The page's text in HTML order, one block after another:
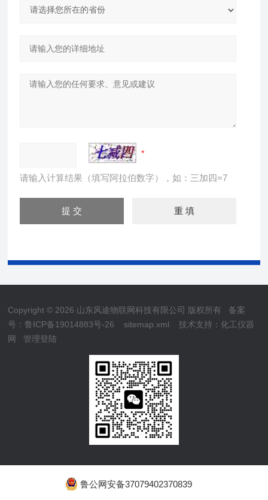
请输入计算结果（填写阿拉伯数字），如：三加四=7
Copyright © 2026 山东风途物联网科技有限公司 版权所有 备案
号：鲁ICP备19014883号-26
sitemap.xml 技术支持：化工仪器
网
管理登陆
鲁公网安备37079402370839